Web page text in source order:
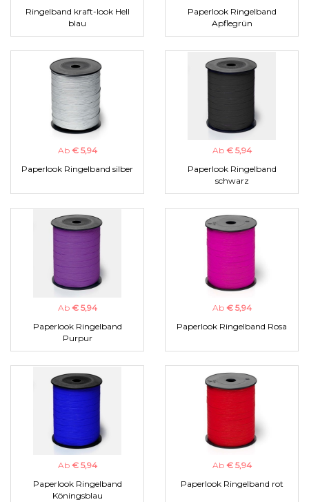
Ringelband kraft-look Hell
blau
Paperlook Ringelband
Apflegrün
Ab € 5,94
Paperlook Ringelband silber
Ab € 5,94
Paperlook Ringelband
schwarz
Ab € 5,94
Paperlook Ringelband
Purpur
Ab € 5,94
Paperlook Ringelband Rosa
Ab € 5,94
Paperlook Ringelband
Köningsblau
Ab € 5,94
Paperlook Ringelband rot